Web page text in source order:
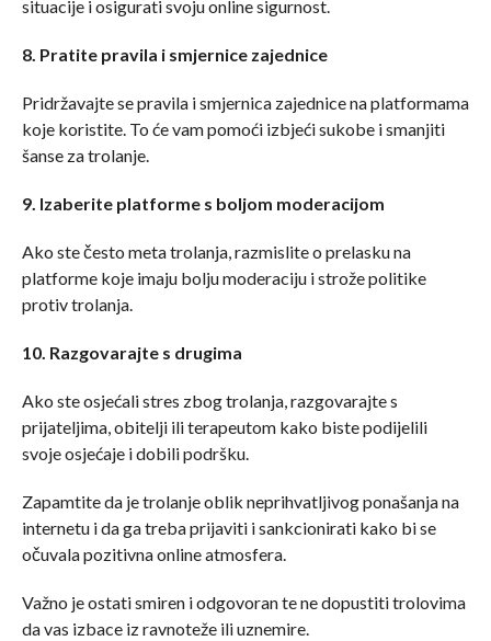
situacije i osigurati svoju online sigurnost.
8. Pratite pravila i smjernice zajednice
Pridržavajte se pravila i smjernica zajednice na platformama
koje koristite. To će vam pomoći izbjeći sukobe i smanjiti
šanse za trolanje.
9. Izaberite platforme s boljom moderacijom
Ako ste često meta trolanja, razmislite o prelasku na
platforme koje imaju bolju moderaciju i strože politike
protiv trolanja.
10. Razgovarajte s drugima
Ako ste osjećali stres zbog trolanja, razgovarajte s
prijateljima, obitelji ili terapeutom kako biste podijelili
svoje osjećaje i dobili podršku.
Zapamtite da je trolanje oblik neprihvatljivog ponašanja na
internetu i da ga treba prijaviti i sankcionirati kako bi se
očuvala pozitivna online atmosfera.
Važno je ostati smiren i odgovoran te ne dopustiti trolovima
da vas izbace iz ravnoteže ili uznemire.